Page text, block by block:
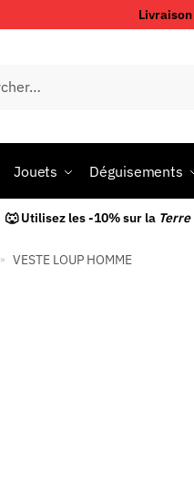
Livraison
Jouets Déguisements
🐺 Utilisez les -10% sur la Terre
» VESTE LOUP HOMME